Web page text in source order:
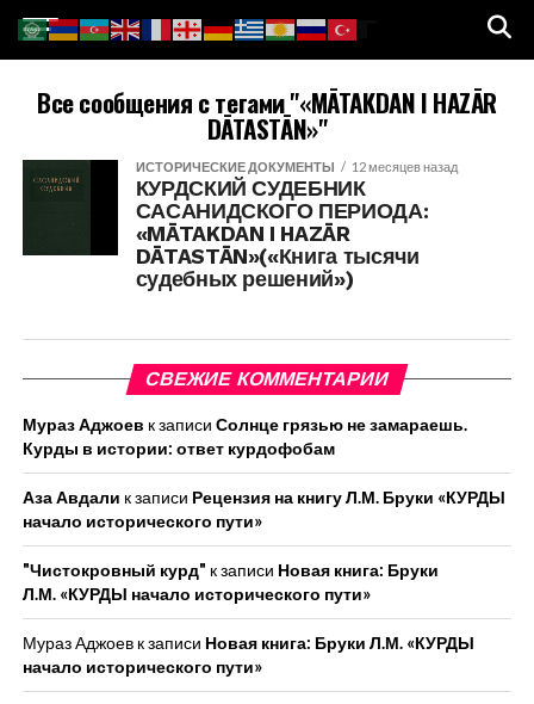
Все сообщения с тегами "«MĀTAKDAN I HAZĀR
DĀTASTĀN»"
ИСТОРИЧЕСКИЕ ДОКУМЕНТЫ 12 месяцев назад
КУРДСКИЙ СУДЕБНИК
САСАНИДСКОГО ПЕРИОДА:
«MĀTAKDAN I HAZĀR
DĀTASTĀN»(«Книга тысячи
судебных решений»)
СВЕЖИЕ КОММЕНТАРИИ
Мураз Аджоев к записи Солнце грязью не замараешь.
Курды в истории: ответ курдофобам
Аза Авдали к записи Рецензия на книгу Л.М. Бруки «КУРДЫ
начало исторического пути»
"Чистокровный курд" к записи Новая книга: Бруки
Л.М. «КУРДЫ начало исторического пути»
Мураз Аджоевк записи Новая книга: Бруки Л.М. «КУРДЫ
начало исторического пути»